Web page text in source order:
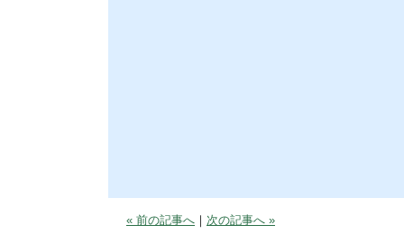
« 前の記事へ ｜ 次の記事へ »